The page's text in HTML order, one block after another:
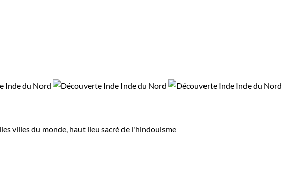
villes du monde, haut lieu sacré de l'hindouisme